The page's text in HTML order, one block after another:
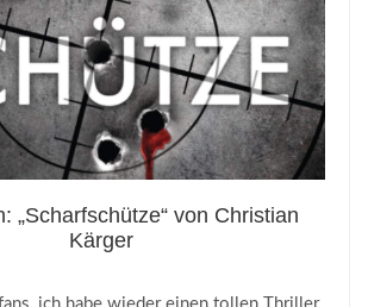
„Scharfschütze“ von Christian
Kärger